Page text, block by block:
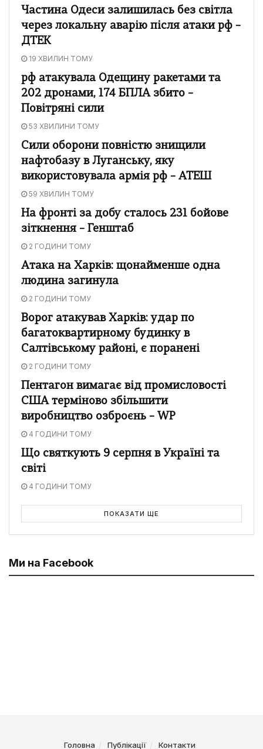
Частина Одеси залишилась без світла
через локальну аварію після атаки рф –
ДТЕК
19 ХВИЛИН ТОМУ
рф атакувала Одещину ракетами та
202 дронами, 174 БПЛА збито –
Повітряні сили
53 ХВИЛИНИ ТОМУ
Сили оборони повністю знищили
нафтобазу в Луганську, яку
використовувала армія рф – АТЕШ
59 ХВИЛИН ТОМУ
На фронті за добу сталось 231 бойове
зіткнення – Генштаб
2 ГОДИНИ ТОМУ
Атака на Харків: щонайменше одна
людина загинула
2 ГОДИНИ ТОМУ
Ворог атакував Харків: удар по
багатоквартирному будинку в
Салтівському районі, є поранені
2 ГОДИНИ ТОМУ
Пентагон вимагає від промисловості
США терміново збільшити
виробництво озброєнь – WP
4 ГОДИНИ ТОМУ
Що святкують 9 серпня в Україні та
світі
4 ГОДИНИ ТОМУ
ПОКАЗАТИ ЩЕ
Ми на Facebook
Головна Публікації Контакти